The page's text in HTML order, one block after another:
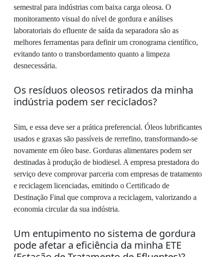
semestral para indústrias com baixa carga oleosa. O
monitoramento visual do nível de gordura e análises
laboratoriais do efluente de saída da separadora são as
melhores ferramentas para definir um cronograma científico,
evitando tanto o transbordamento quanto a limpeza
desnecessária.
Os resíduos oleosos retirados da minha
indústria podem ser reciclados?
Sim, e essa deve ser a prática preferencial. Óleos lubrificantes
usados e graxas são passíveis de rerrefino, transformando-se
novamente em óleo base. Gorduras alimentares podem ser
destinadas à produção de biodiesel. A empresa prestadora do
serviço deve comprovar parceria com empresas de tratamento
e reciclagem licenciadas, emitindo o Certificado de
Destinação Final que comprova a reciclagem, valorizando a
economia circular da sua indústria.
Um entupimento no sistema de gordura
pode afetar a eficiência da minha ETE